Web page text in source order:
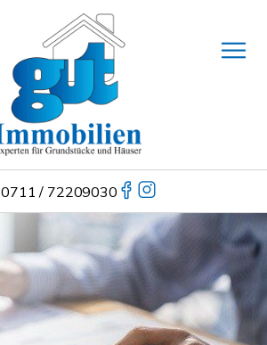
0711 / 72209030